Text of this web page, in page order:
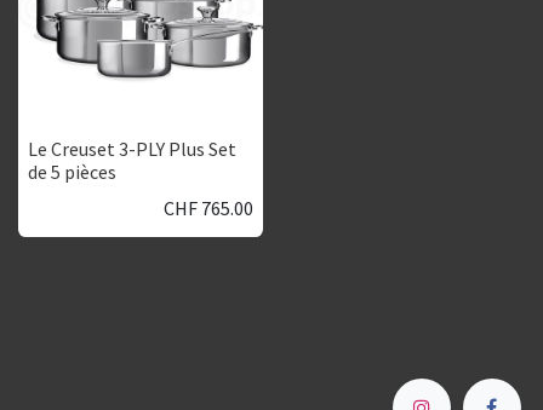
Le Creuset 3-PLY Plus Set
de 5 pièces
CHF 765.00